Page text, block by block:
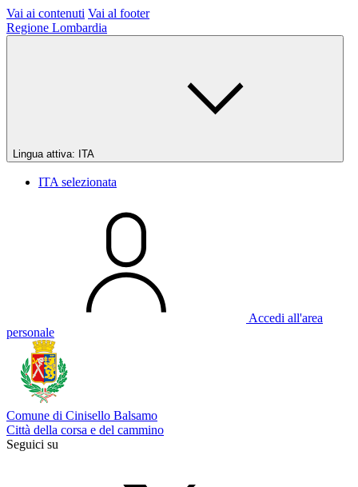
Vai ai contenuti Vai al footer
Regione Lombardia
Lingua attiva: ITA
ITA selezionata
Accedi all'area
personale
Comune di Cinisello Balsamo
Città della corsa e del cammino
Seguici su